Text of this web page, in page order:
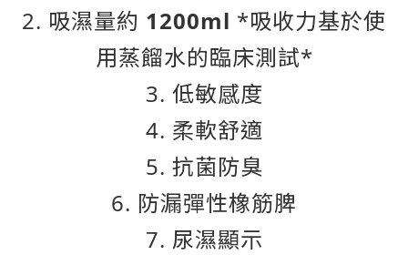
2. 吸濕量約 1200ml *吸收力基於使
用蒸餾水的臨床測試*
3. 低敏感度
4. 柔軟舒適
5. 抗菌防臭
6. 防漏彈性橡筋脾
7. 尿濕顯示